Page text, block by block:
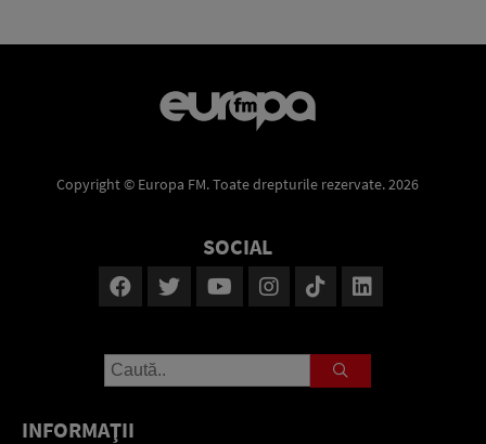
Copyright © Europa FM. Toate drepturile rezervate. 2026
SOCIAL
INFORMAŢII